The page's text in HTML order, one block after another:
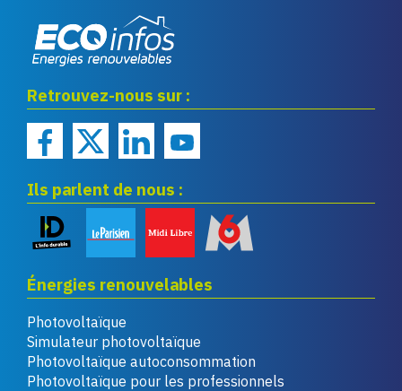
renouvelables
Retrouvez-nous sur :
Ils parlent de nous :
Énergies renouvelables
Photovoltaïque
Simulateur photovoltaïque
Photovoltaïque autoconsommation
Photovoltaïque pour les professionnels